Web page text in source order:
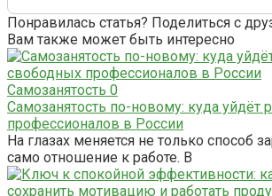
Понравилась статья? Поделиться с
Вам также может быть интересно
Самозанятость 0
Самозанятость по-новому: куда уйдёт
профессионалов в России
На глазах меняется не только способ
само отношение к работе. В